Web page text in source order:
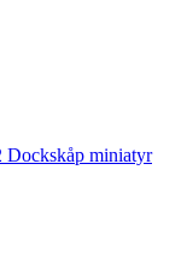
Dockskåp miniatyr